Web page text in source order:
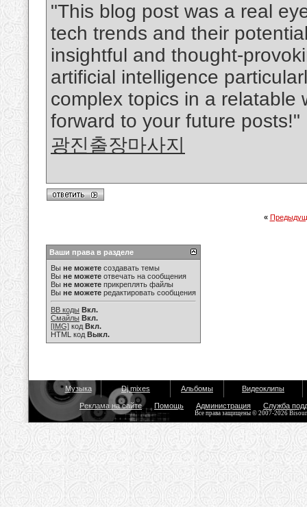
"This blog post was a real
tech trends and their
insightful and thought-
artificial intelligence
complex topics in a relatable
forward to your future posts!"
광진출장마사지
«
Ваши права в разделе
Вы не можете создавать темы
Вы не можете отвечать на сообщения
Вы не можете прикреплять файлы
Вы не можете редактировать сообщения
BB коды Вкл.
Смайлы Вкл.
[IMG] код Вкл.
HTML код Выкл.
Музыка Dj mixes Альбомы Видеоклипы
Реклама на сайте Помощь Администрация Служба
Все права защищены © 2007-2026